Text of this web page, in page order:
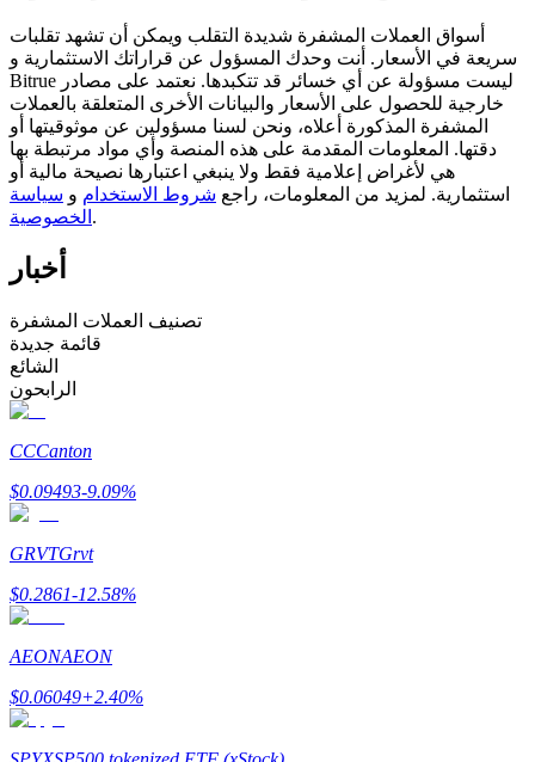
نسخ التداول
انضم إلى أفضل المتداولين
كن متداول نسخ
استمتع بتقاسم الأرباح وعمولات نسخ التداول
معلومة
أسواق العملات المشفرة شديدة التقلب ويمكن أن تشهد تقلبات
سريعة في الأسعار. أنت وحدك المسؤول عن قراراتك الاستثمارية و
Bitrue ليست مسؤولة عن أي خسائر قد تتكبدها. نعتمد على مصادر
خارجية للحصول على الأسعار والبيانات الأخرى المتعلقة بالعملات
المشفرة المذكورة أعلاه، ونحن لسنا مسؤولين عن موثوقيتها أو
دقتها. المعلومات المقدمة على هذه المنصة وأي مواد مرتبطة بها
هي لأغراض إعلامية فقط ولا ينبغي اعتبارها نصيحة مالية أو
استثمارية. لمزيد من المعلومات، راجع شروط الاستخدام و سياسة
الخصوصية .
أخبار
تصنيف العملات المشفرة
قائمة جديدة
الشائع
الرابحون
CCCanton
$0.09493-9.09%
GRVTGrvt
$0.2861-12.58%
AEONAEON
$0.06049+2.40%